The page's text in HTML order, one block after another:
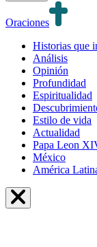
Oraciones
Historias que
Análisis
Opinión
Profundidad
Espiritualidad
Estilo de vida
Actualidad
Papa Leon
México
América